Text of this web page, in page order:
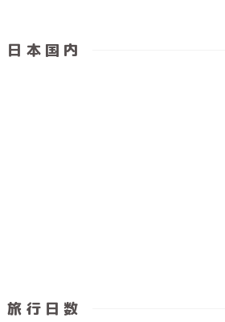
日本国内
旅行日数